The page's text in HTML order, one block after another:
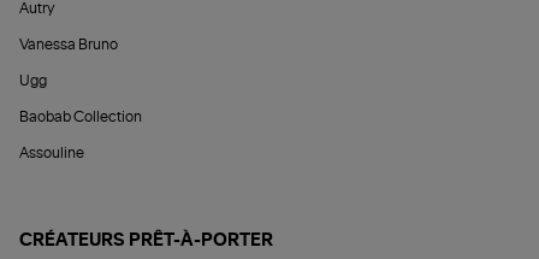
Autry
Vanessa Bruno
Ugg
Baobab Collection
Assouline
CRÉATEURS PRÊT-À-PORTER